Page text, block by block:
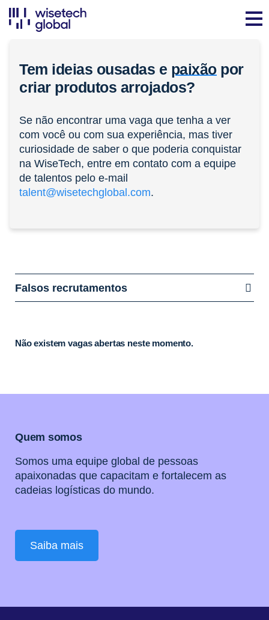
Tem ideias ousadas e paixãopor
criar produtos arrojados?
Se não encontrar uma vaga que tenha a ver
com você ou com sua experiência, mas tiver
curiosidade de saber o que poderia conquistar
na WiseTech, entre em contato com a equipe
de talentos pelo e-mail
talent@wisetechglobal.com.
Falsos recrutamentos
Não existem vagas abertas neste momento.
Quem somos
Somos uma equipe global de pessoas
apaixonadas que capacitam e fortalecem as
cadeias logísticas do mundo.
Saiba mais